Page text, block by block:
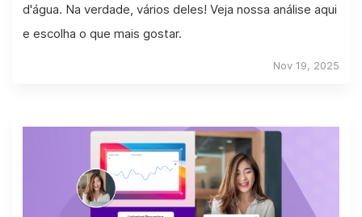
d'água. Na verdade, vários deles! Veja nossa análise aqui
e escolha o que mais gostar.
Nov 19, 2025